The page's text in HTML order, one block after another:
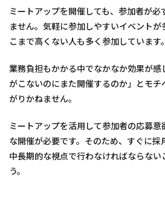
ミートアップを開催しても、参加者が必
ません。気軽に参加しやすいイベント
こまで高くない人も多く参加しています。
業務負担もかかる中でなかなか効果が感
がこないのにまた開催するのか」とモ
がりかねません。
ミートアップを活用して参加者の応募
な開催が必要です。そのため、すぐに採
中長期的な視点で行わなければならない
う。